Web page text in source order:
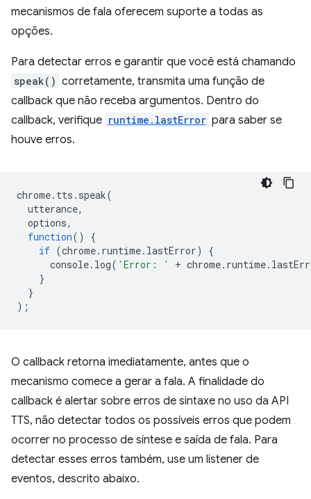
mecanismos de fala oferecem suporte a todas as
opções.
Para detectar erros e garantir que você está chamando
speak() corretamente, transmita uma função de
callback que não receba argumentos. Dentro do
callback, verifique runtime.lastError para saber se
houve erros.
chrome. tts . speak(
utterance,
options,
function()
{
if (chrome. runtime. lastError)
{
console. log( 'Error: ' + chrome. runtime.
}
}
);
O callback retorna imediatamente, antes que o
mecanismo comece a gerar a fala. A finalidade do
callback é alertar sobre erros de sintaxe no uso da API
TTS, não detectar todos os possíveis erros que podem
ocorrer no processo de síntese e saída de fala. Para
detectar esses erros também, use um listener de
eventos, descrito abaixo.